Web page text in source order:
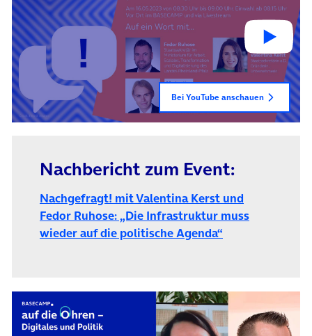
Bei YouTube anschauen
Nachbericht zum Event:
Nachgefragt! mit Valentina Kerst und
Fedor Ruhose: „Die Infrastruktur muss
wieder auf die politische Agenda“